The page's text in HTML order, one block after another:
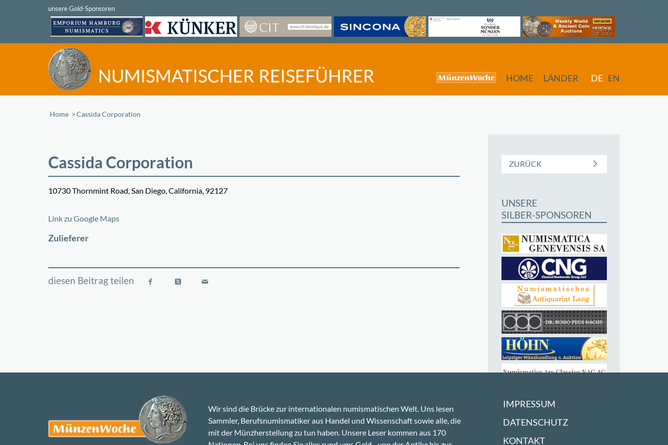
HOME LÄNDER DE EN
Home /Cassida Corporation
Cassida Corporation
10730 Thornmint Road, San Diego, California, 92127
+
Link zu Google Maps
Zulieferer
ZURÜCK
UNSERE
SILBER-SPONSOREN
Wir sind die Brücke zur internationalen numismatischen Welt. Uns lesen
Sammler, Berufsnumismatiker aus Handel und Wissenschaft sowie alle, die
mit der Münzherstellung zu tun haben. Unsere Leser kommen aus 170
IMPRESSUM
DATENSCHUTZ
KONTAKT